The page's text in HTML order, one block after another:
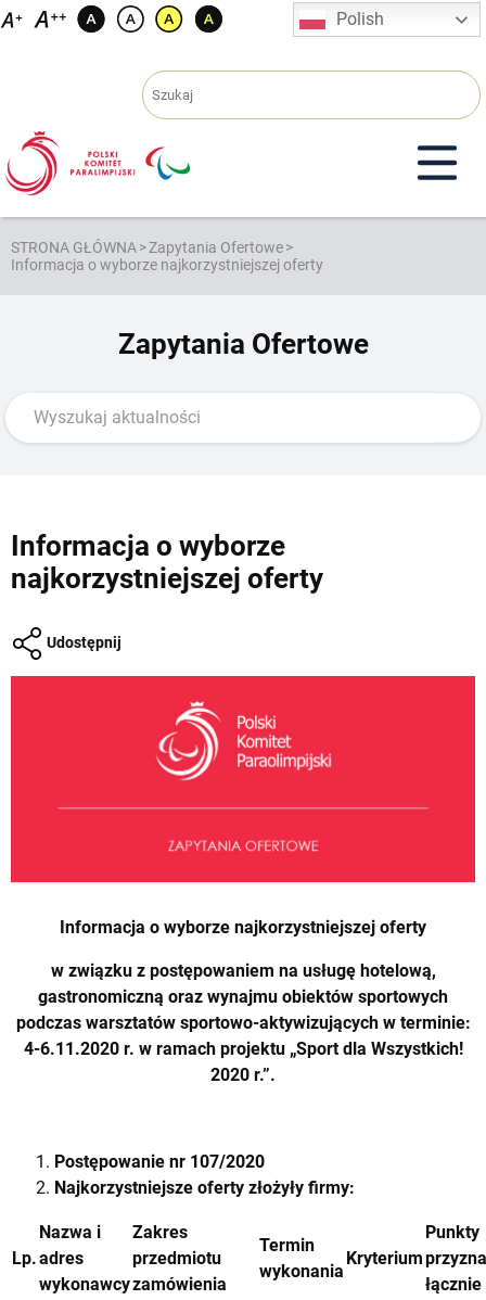
Przejdź
Polish
STRONA GŁÓWNA>Zapytania Ofertowe>
Informacja o wyborze najkorzystniejszej oferty
Zapytania Ofertowe
Informacja o wyborze
najkorzystniejszej oferty
Udostępnij
Informacja o wyborze najkorzystniejszej oferty
w związku z postępowaniem na usługę hotelową,
gastronomiczną oraz wynajmu obiektów sportowych
podczas warsztatów sportowo-aktywizujących w terminie:
4-6.11.2020 r. w ramach projektu „Sport dla Wszystkich!
2020 r.”.
Postępowanie nr 107/2020
Najkorzystniejsze oferty złożyły firmy:
Lp.
Nazwa i
adres
wykonawcy
Zakres
przedmiotu
zamówienia
Termin
wykonania
Kryterium
Punkty
łącznie